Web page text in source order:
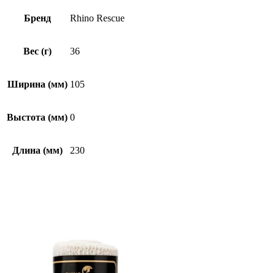
Бренд Rhino Rescue
Вес (г) 36
Ширина (мм) 105
Выстота (мм) 0
Длина (мм) 230